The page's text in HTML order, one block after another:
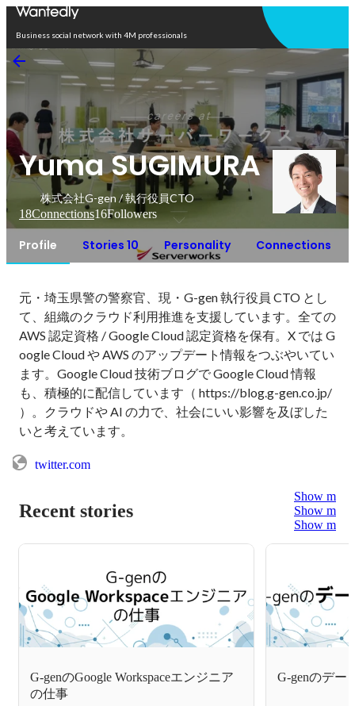
Business social network with 4M professionals
Yuma SUGIMURA
株式会社G-gen / 執行役員CTO
18Connections16Followers
Profile Stories 10 Personality Connections
元・埼玉県警の警察官、現・G-gen 執行役員 CTO とし
て、組織のクラウド利用推進を支援しています。全ての
AWS 認定資格 / Google Cloud 認定資格を保有。X では G
oogle Cloud や AWS のアップデート情報をつぶやいてい
ます。Google Cloud 技術ブログで Google Cloud 情報
も、積極的に配信しています（ https://blog.g-gen.co.jp/
）。クラウドや AI の力で、社会にいい影響を及ぼした
いと考えています。
twitter.com
Recent stories
Show more
Show more
Show more
G-genのGoogle Workspaceエンジニア
の仕事
G-genのデー